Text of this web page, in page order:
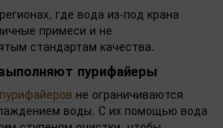
где вода из-под крана
примеси и не
стандартам качества.
пурифайеры
пурифайеров не ограничиваются
воды. С их помощью вода